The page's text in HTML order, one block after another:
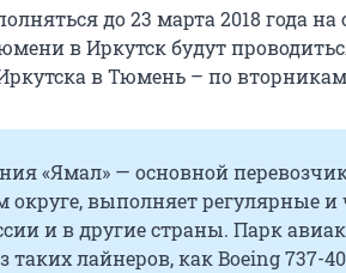
до 23 марта 2018 года на
в Иркутск будут
в Тюмень – по
«Ямал» — основной
округе, выполняет регулярные
и в другие страны. Парк
таких лайнеров, как Boeing 737-